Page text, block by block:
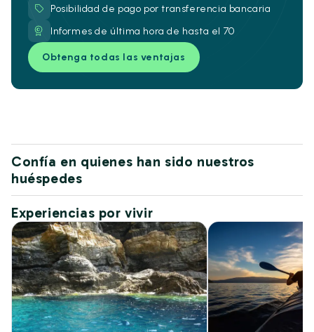
Posibilidad de pago por transferencia bancaria
Informes de última hora de hasta el 70
Obtenga todas las ventajas
Confía en quienes han sido nuestros
huéspedes
Experiencias por vivir